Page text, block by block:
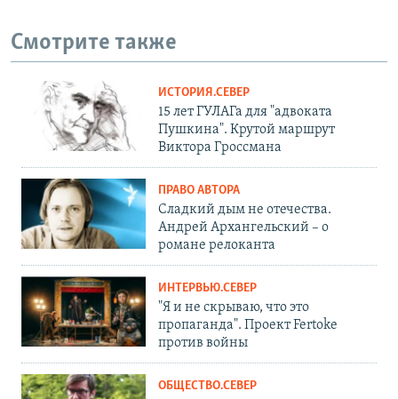
Смотрите также
ИСТОРИЯ.СЕВЕР
15 лет ГУЛАГа для "адвоката
Пушкина". Крутой маршрут
Виктора Гроссмана
ПРАВО АВТОРА
Сладкий дым не отечества.
Андрей Архангельский – о
романе релоканта
ИНТЕРВЬЮ.СЕВЕР
"Я и не скрываю, что это
пропаганда". Проект Fertoke
против войны
ОБЩЕСТВО.СЕВЕР